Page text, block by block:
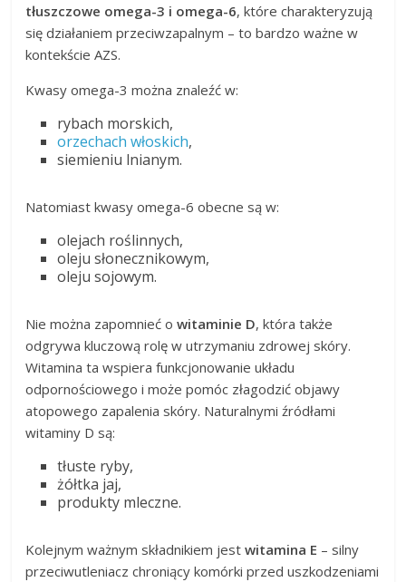
tłuszczowe omega-3 i omega-6, które charakteryzują
się działaniem przeciwzapalnym – to bardzo ważne w
kontekście AZS.
Kwasy omega-3 można znaleźć w:
rybach morskich,
orzechach włoskich,
siemieniu lnianym.
Natomiast kwasy omega-6 obecne są w:
olejach roślinnych,
oleju słonecznikowym,
oleju sojowym.
Nie można zapomnieć owitaminie D, która także
odgrywa kluczową rolę w utrzymaniu zdrowej skóry.
Witamina ta wspiera funkcjonowanie układu
odpornościowego i może pomóc złagodzić objawy
atopowego zapalenia skóry. Naturalnymi źródłami
witaminy D są:
tłuste ryby,
żółtka jaj,
produkty mleczne.
Kolejnym ważnym składnikiem jestwitamina E – silny
przeciwutleniacz chroniący komórki przed uszkodzeniami